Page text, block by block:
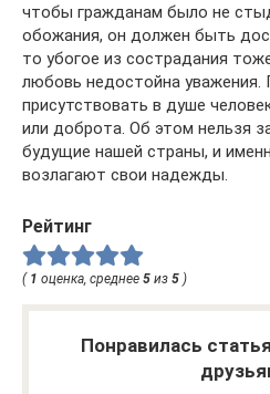
чтобы гражданам было не
обожания, он должен быть
то убогое из сострадания
любовь недостойна
присутствовать в душе
или доброта. Об этом нельзя
будущие нашей страны, и
возлагают свои надежды.
Рейтинг
( 1 оценка, среднее 5 из 5 )
Понравилась